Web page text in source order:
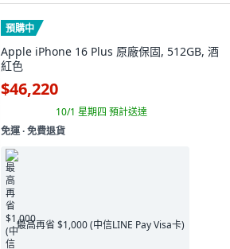
預購中
Apple iPhone 16 Plus 原廠保固, 512GB, 酒
紅色
$46,220
10/1 星期四 預計送達
免運 ∙ 免費退貨
最高再省 $1,000 (中信LINE Pay Visa卡)